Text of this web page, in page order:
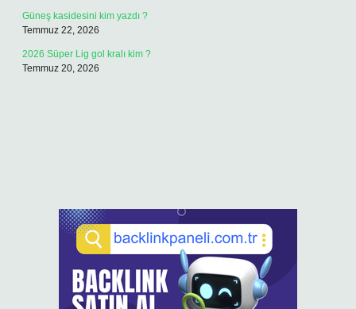
Güneş kasidesini kim yazdı ?
Temmuz 22, 2026
2026 Süper Lig gol kralı kim ?
Temmuz 20, 2026